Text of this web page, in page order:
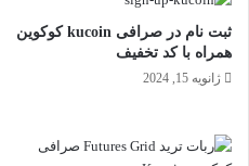
ثبت نام در صرافی kucoin کوکوین
همراه با کد تخفیف
ژانویه 15, 2024